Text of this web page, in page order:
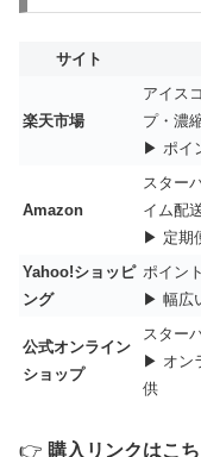
サイト
楽天市場
アイス
プ・濃
▶ ポイ
Amazon
スター
イム配
▶ 定期
Yahoo!ショッピ
ング
ポイン
▶ 幅広
公式オンライン
ショップ
スター
▶ オン
供
👉 購入リンクはこち